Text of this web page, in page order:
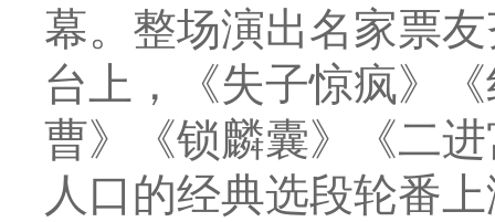
幕。整场演出名家票
台上，《失子惊疯》
曹》《锁麟囊》《二
人口的经典选段轮番